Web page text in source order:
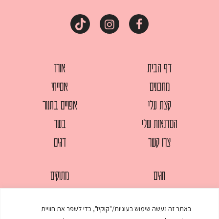
באתר זה נעשה שימוש בעוגיות/"קוקיז", כדי לשפר את חוויית
דף הבית
מתכונים
קצת עלי
הסדנאות שלי
צרו קשר
אורז
אסייתי
אפויים בתנור
בשר
דגים
חגים
מאפים
מתוקים
עוגות